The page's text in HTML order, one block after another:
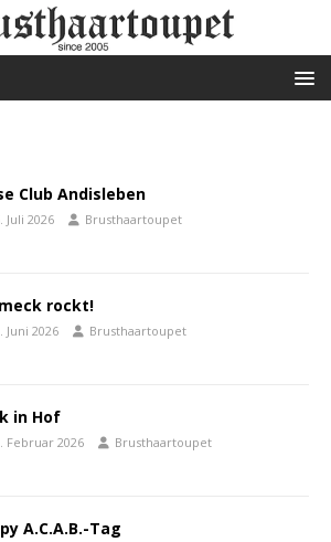
Club Andisleben
Juli 2026 Brusthaartoupet
rockt!
Juni 2026 Brusthaartoupet
in Hof
Februar 2026 Brusthaartoupet
A.C.A.B.-Tag